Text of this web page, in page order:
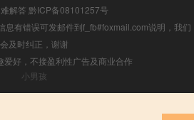
解答 黔ICP备08101257号
息有错误可发邮件到f_fb#foxmail.com说明，我们
会及时纠正，谢谢
爱好，不接盈利性广告及商业合作
小男孩